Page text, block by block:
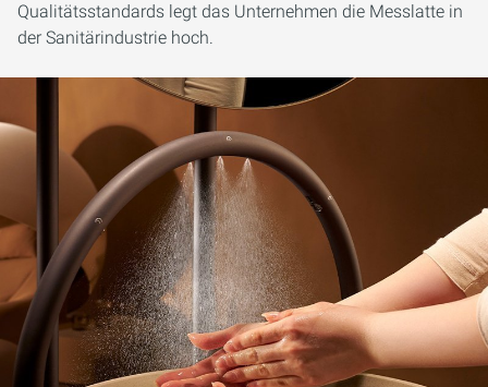
Qualitätsstandards legt das Unternehmen die Messlatte in
der Sanitärindustrie hoch.